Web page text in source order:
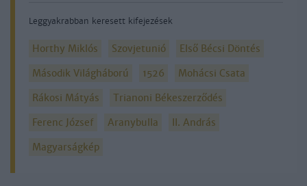
Leggyakrabban keresett kifejezések
Horthy Miklós Szovjetunió
Első Bécsi Döntés
Második Világháború
1526
Mohácsi Csata
Rákosi Mátyás
Trianoni Békeszerződés
Ferenc József
Aranybulla
II. András
Magyarságkép